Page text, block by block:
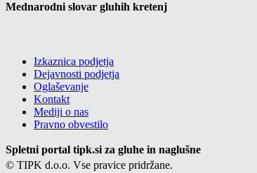
Mednarodni slovar gluhih kretenj
Izkaznica podjetja
Dejavnosti podjetja
Oglaševanje
Kontakt
Mediji o nas
Pravno obvestilo
Spletni portal tipk.si za gluhe in naglušne
© TIPK d.o.o. Vse pravice pridržane.